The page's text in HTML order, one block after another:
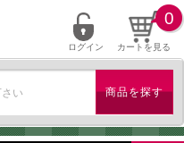
ログイン カートを見る
0